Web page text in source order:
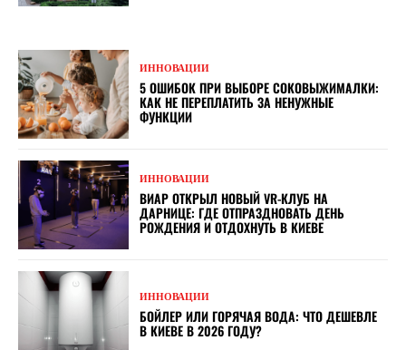
ИННОВАЦИИ
5 ОШИБОК ПРИ ВЫБОРЕ СОКОВЫЖИМАЛКИ:
КАК НЕ ПЕРЕПЛАТИТЬ ЗА НЕНУЖНЫЕ
ФУНКЦИИ
ИННОВАЦИИ
ВИАР ОТКРЫЛ НОВЫЙ VR-КЛУБ НА
ДАРНИЦЕ: ГДЕ ОТПРАЗДНОВАТЬ ДЕНЬ
РОЖДЕНИЯ И ОТДОХНУТЬ В КИЕВЕ
ИННОВАЦИИ
БОЙЛЕР ИЛИ ГОРЯЧАЯ ВОДА: ЧТО ДЕШЕВЛЕ
В КИЕВЕ В 2026 ГОДУ?